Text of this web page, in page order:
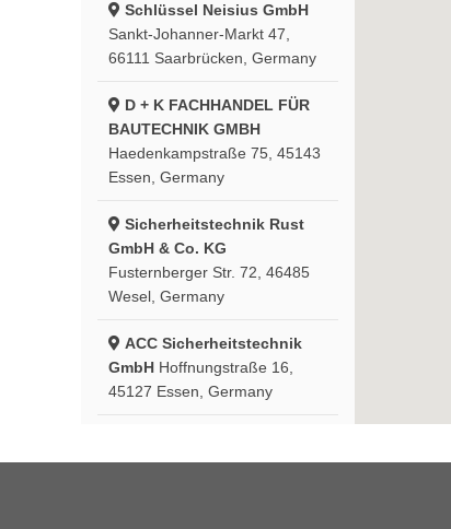
Schlüssel Neisius GmbH
Sankt-Johanner-Markt 47,
66111 Saarbrücken, Germany
D + K FACHHANDEL FÜR
BAUTECHNIK GMBH
Haedenkampstraße 75, 45143
Essen, Germany
Sicherheitstechnik Rust
GmbH & Co. KG
Fusternberger Str. 72, 46485
Wesel, Germany
ACC Sicherheitstechnik
GmbH Hoffnungstraße 16,
45127 Essen, Germany
Oberstraße 32, 52349 Düren,